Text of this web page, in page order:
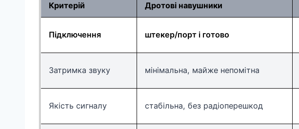
Критерій Дротові навушники
Підключення штекер/порт і готово
Затримка звуку мінімальна, майже непомітна
Якість сигналу стабільна, без радіоперешкод